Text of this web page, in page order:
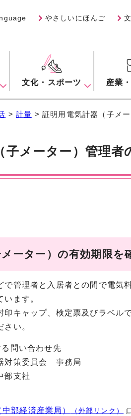
やさしいにほんご
文化・スポーツ 産業
>計量 > 証明用電気計器（子メ
子メーター）管理者
ーター）の有効期限を
で管理者と入居者との間で電気
ます。
キャップ、検定票及びラベル
い。
問い合わせ先
対策委員会 事務局
支社
部経済産業局） （外部リンク）